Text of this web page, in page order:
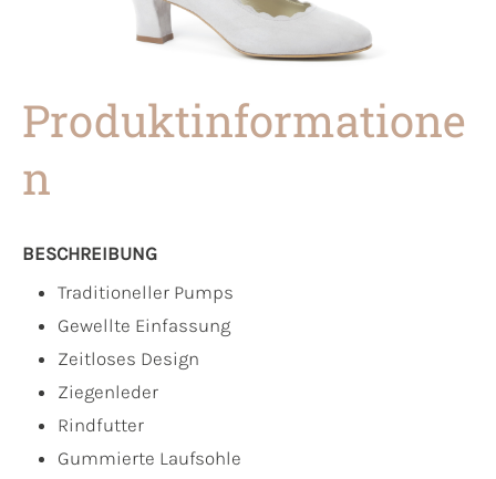
Produktinformatione
n
BESCHREIBUNG
Traditioneller Pumps
Gewellte Einfassung
Zeitloses Design
Ziegenleder
Rindfutter
Gummierte Laufsohle